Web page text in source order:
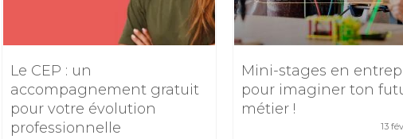
Le CEP : un
accompagnement gratuit
pour votre évolution
professionnelle
Mini-stages en
pour imaginer ton
métier !
13